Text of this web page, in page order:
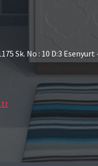
Sk. No : 10 D:3 Esenyurt